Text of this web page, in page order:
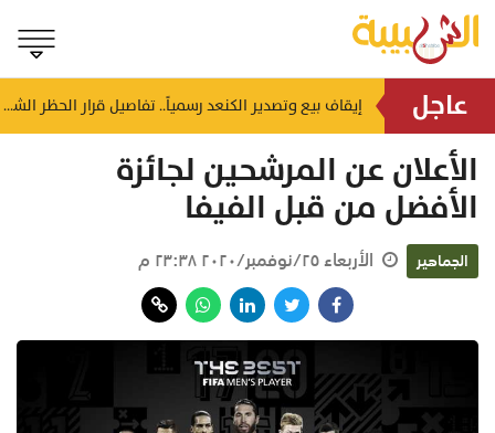
عاجل إيقاف بيع وتصدير الكنعد رسمياً.. تفاصيل قرار الحظر الشامل حتى أكتوبر المقابل
جهاز الضرائب يُلزم الخاضعين لـ «القيمة المضافة» بإصدار الفواتير الضريبية إلكترونياً
الأعلان عن المرشحين لجائزة
الأفضل من قبل الفيفا
الجماهير الأربعاء ٢٥/نوفمبر/٢٠٢٠ ٢٣:٣٨ م